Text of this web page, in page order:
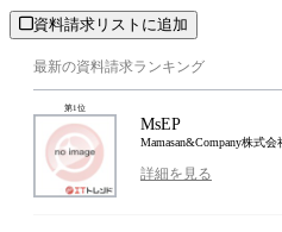
資料請求リストに追加
最新の資料請求ランキング
第1位
MsEP
Mamasan&Company株式会
詳細を見る